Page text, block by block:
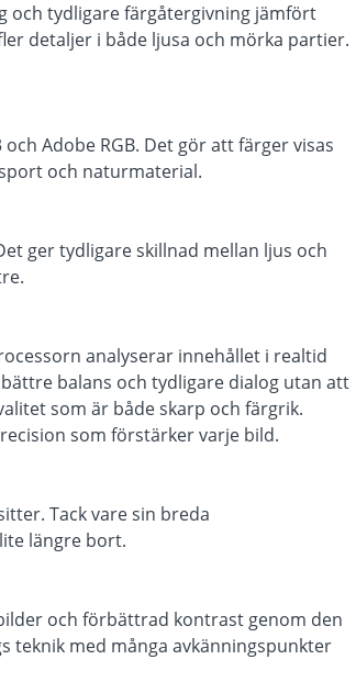
och tydligare färgåtergivning jämfört
detaljer i både ljusa och mörka partier.
Adobe RGB. Det gör att färger visas
och naturmaterial.
ger tydligare skillnad mellan ljus och
analyserar innehållet i realtid
balans och tydligare dialog utan att
som är både skarp och färgrik.
som förstärker varje bild.
Tack vare sin breda
längre bort.
och förbättrad kontrast genom den
teknik med många avkänningspunkter